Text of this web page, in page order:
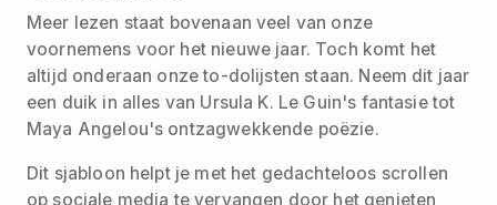
Meer lezen staat bovenaan veel van onze
voornemens voor het nieuwe jaar. Toch komt het
altijd onderaan onze to-dolijsten staan. Neem dit jaar
een duik in alles van Ursula K. Le Guin's fantasie tot
Maya Angelou's ontzagwekkende poëzie.
Dit sjabloon helpt je met het gedachteloos scrollen
op sociale media te vervangen door het genieten